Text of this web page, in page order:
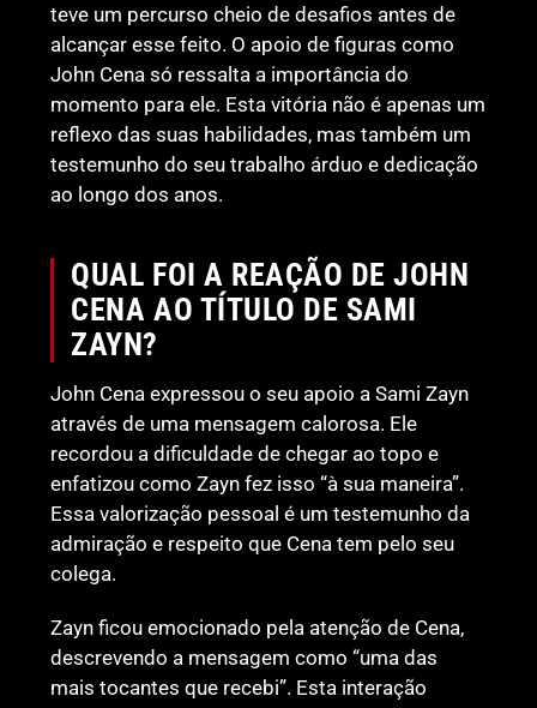
teve um percurso cheio de desafios antes de
alcançar esse feito. O apoio de figuras como
John Cena só ressalta a importância do
momento para ele. Esta vitória não é apenas um
reflexo das suas habilidades, mas também um
testemunho do seu trabalho árduo e dedicação
ao longo dos anos.
QUAL FOI A REAÇÃO DE JOHN
CENA AO TÍTULO DE SAMI
ZAYN?
John Cena expressou o seu apoio a Sami Zayn
através de uma mensagem calorosa. Ele
recordou a dificuldade de chegar ao topo e
enfatizou como Zayn fez isso “à sua maneira”.
Essa valorização pessoal é um testemunho da
admiração e respeito que Cena tem pelo seu
colega.
Zayn ficou emocionado pela atenção de Cena,
descrevendo a mensagem como “uma das
mais tocantes que recebi”. Esta interação